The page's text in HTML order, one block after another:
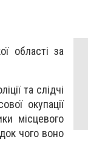
області за
та слідчі
окупації
місцевого
чого воно